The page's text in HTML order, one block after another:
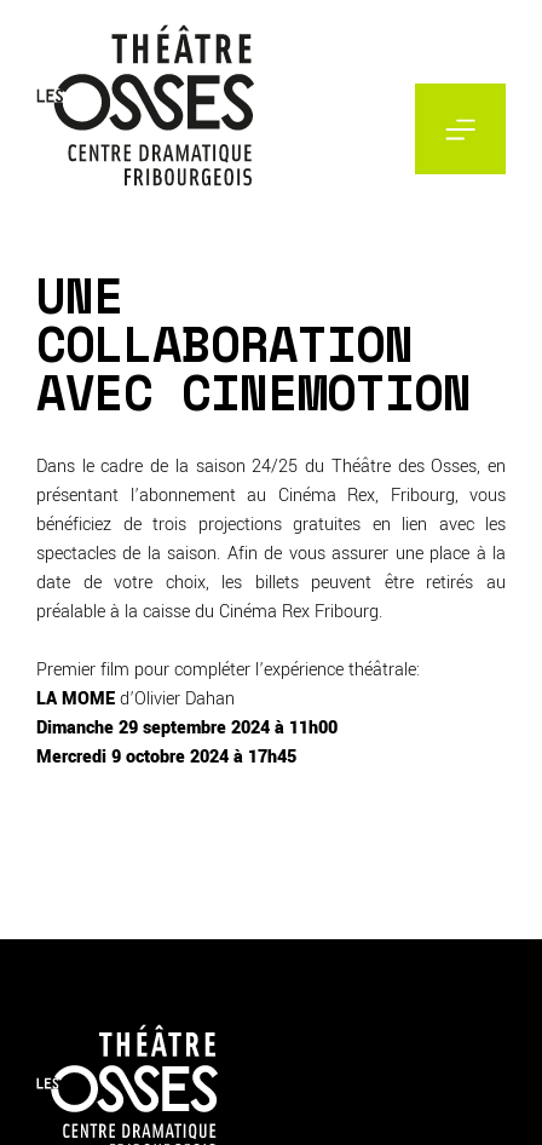
UNE
COLLABORATION
AVEC CINEMOTION
Dans le cadre de la saison 24/25 du Théâtre des Osses, en
présentant l’abonnement au Cinéma Rex, Fribourg, vous
bénéficiez de trois projections gratuites en lien avec les
spectacles de la saison. Afin de vous assurer une place à la
date de votre choix, les billets peuvent être retirés au
préalable à la caisse du Cinéma Rex Fribourg.
Premier film pour compléter l’expérience théâtrale:
LA MOMEd’Olivier Dahan
Dimanche 29 septembre 2024 à 11h00
Mercredi 9 octobre 2024 à 17h45